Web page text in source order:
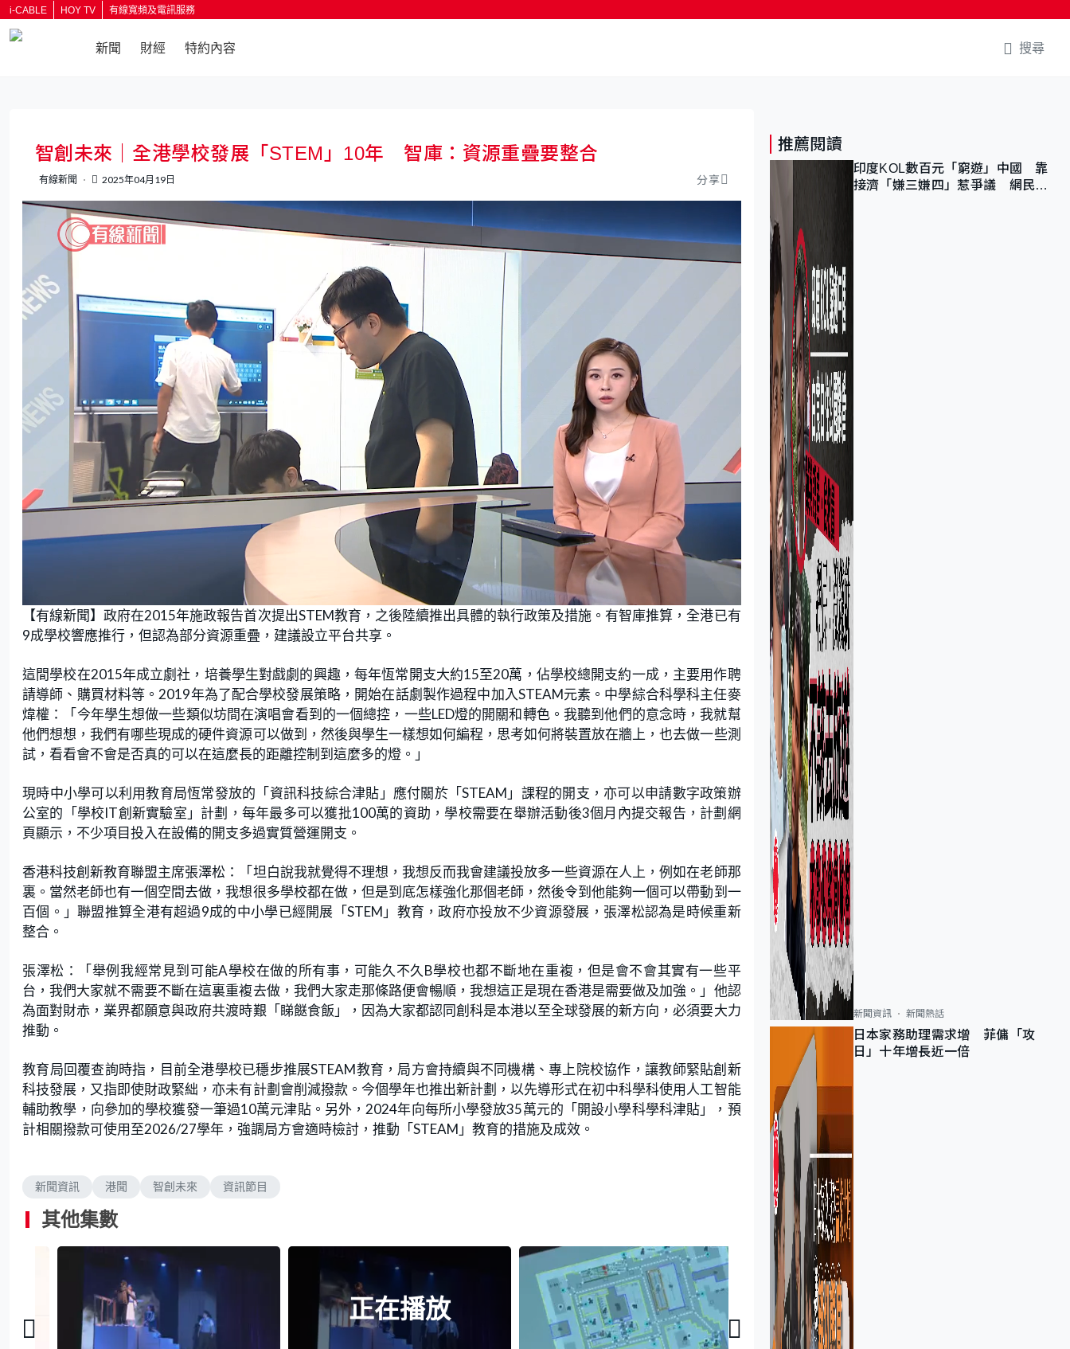
i-CABLE HOY TV 有線寬頻及電訊服務
新聞 財經 特約內容 搜尋
智創未來｜全港學校發展「STEM」10年 智庫：資源重疊要整合
有線新聞 2025年04月19日 分享
n
m
u
t
e
a
d
d
.
0
5
%
【有線新聞】政府在2015年施政報告首次提出STEM教育，之後陸續推出具體的執行政策及措施。有智庫推算，全港已有
9成學校響應推行，但認為部分資源重疊，建議設立平台共享。
這間學校在2015年成立劇社，培養學生對戲劇的興趣，每年恆常開支大約15至20萬，佔學校總開支約一成，主要用作聘
請導師、購買材料等。2019年為了配合學校發展策略，開始在話劇製作過程中加入STEAM元素。中學綜合科學科主任麥
煒權：「今年學生想做一些類似坊間在演唱會看到的一個總控，一些LED燈的開關和轉色。我聽到他們的意念時，我就幫
他們想想，我們有哪些現成的硬件資源可以做到，然後與學生一樣想如何編程，思考如何將裝置放在牆上，也去做一些測
試，看看會不會是否真的可以在這麼長的距離控制到這麼多的燈。」
現時中小學可以利用教育局恆常發放的「資訊科技綜合津貼」應付關於「STEAM」課程的開支，亦可以申請數字政策辦
公室的「學校IT創新實驗室」計劃，每年最多可以獲批100萬的資助，學校需要在舉辦活動後3個月內提交報告，計劃網
頁顯示，不少項目投入在設備的開支多過實質營運開支。
香港科技創新教育聯盟主席張澤松：「坦白說我就覺得不理想，我想反而我會建議投放多一些資源在人上，例如在老師那
裏。當然老師也有一個空間去做，我想很多學校都在做，但是到底怎樣強化那個老師，然後令到他能夠一個可以帶動到一
百個。」聯盟推算全港有超過9成的中小學已經開展「STEM」教育，政府亦投放不少資源發展，張澤松認為是時候重新
整合。
張澤松：「舉例我經常見到可能A學校在做的所有事，可能久不久B學校也都不斷地在重複，但是會不會其實有一些平
台，我們大家就不需要不斷在這裏重複去做，我們大家走那條路便會暢順，我想這正是現在香港是需要做及加強。」他認
為面對財赤，業界都願意與政府共渡時艱「睇餸食飯」，因為大家都認同創科是本港以至全球發展的新方向，必須要大力
推動。
教育局回覆查詢時指，目前全港學校已穩步推展STEAM教育，局方會持續與不同機構、專上院校協作，讓教師緊貼創新
科技發展，又指即使財政緊絀，亦未有計劃會削減撥款。今個學年也推出新計劃，以先導形式在初中科學科使用人工智能
輔助教學，向參加的學校獲發一筆過10萬元津貼。另外，2024年向每所小學發放35萬元的「開設小學科學科津貼」，預
計相關撥款可使用至2026/27學年，強調局方會適時檢討，推動「STEAM」教育的措施及成效。
新聞資訊 港聞 智創未來 資訊節目
其他集數
正在播放
推薦閱讀
印度KOL數百元「窮遊」中國 靠
接濟「嫌三嫌四」惹爭議 網民：
新聞資訊 新聞熱話
日本家務助理需求增 菲傭「攻
日」十年增長近一倍